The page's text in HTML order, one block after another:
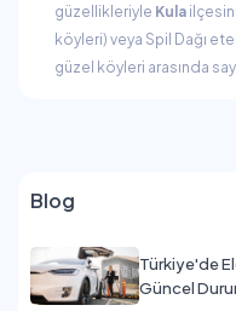
güzellikleriyle Kula
köyleri) veya Spil Dağı
güzel köyleri arasında
Blog
Türkiye'de
Güncel